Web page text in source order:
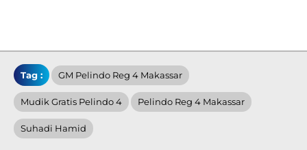
Tag : GM Pelindo Reg 4 Makassar
Mudik Gratis Pelindo 4 Pelindo Reg 4 Makassar
Suhadi Hamid